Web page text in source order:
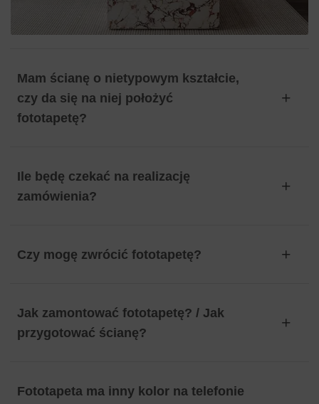
Mam ścianę o nietypowym kształcie,
czy da się na niej położyć
fototapetę?
Ile będę czekać na realizację
zamówienia?
Czy mogę zwrócić fototapetę?
Jak zamontować fototapetę? / Jak
przygotować ścianę?
Fototapeta ma inny kolor na telefonie